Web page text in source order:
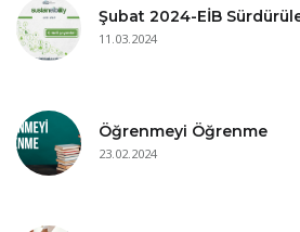
Şubat 2024-EİB
11.03.2024
Öğrenmeyi Öğrenme
23.02.2024